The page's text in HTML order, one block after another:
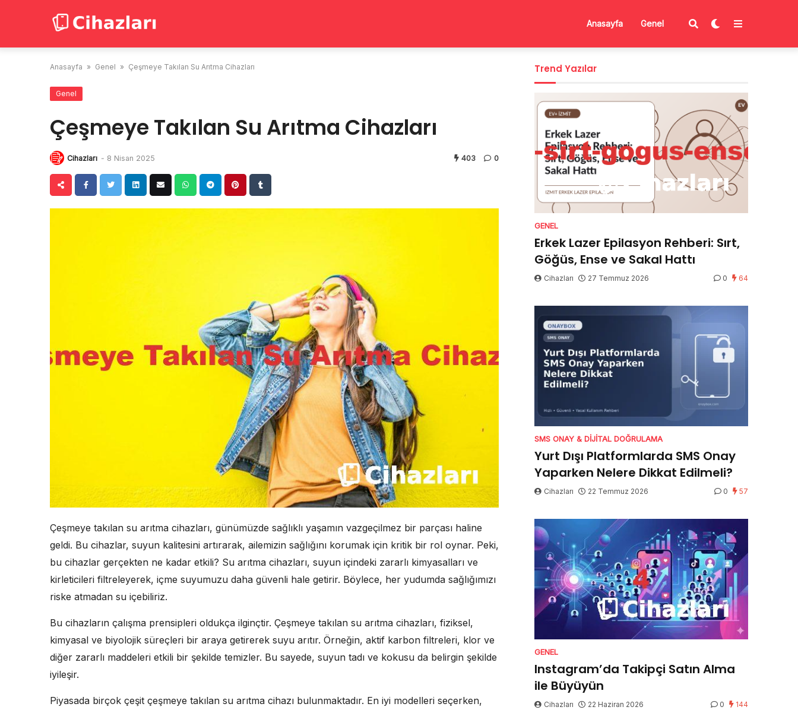
Anasayfa Genel
Anasayfa » Genel » Çeşmeye Takılan Su Arıtma Cihazları
Genel
Çeşmeye Takılan Su Arıtma Cihazları
Cihazları - 8 Nisan 2025 403 0
Çeşmeye takılan su arıtma cihazları, günümüzde sağlıklı yaşamın vazgeçilmez bir parçası haline
geldi. Bu cihazlar, suyun kalitesini artırarak, ailemizin sağlığını korumak için kritik bir rol oynar. Peki,
bu cihazlar gerçekten ne kadar etkili? Su arıtma cihazları, suyun içindeki zararlı kimyasalları ve
kirleticileri filtreleyerek, içme suyumuzu daha güvenli hale getirir. Böylece, her yudumda sağlığımızı
riske atmadan su içebiliriz.
Bu cihazların çalışma prensipleri oldukça ilginçtir. Çeşmeye takılan su arıtma cihazları, fiziksel,
kimyasal ve biyolojik süreçleri bir araya getirerek suyu arıtır. Örneğin, aktif karbon filtreleri, klor ve
diğer zararlı maddeleri etkili bir şekilde temizler. Bu sayede, suyun tadı ve kokusu da belirgin şekilde
iyileşir.
Piyasada birçok çeşit çeşmeye takılan su arıtma cihazı bulunmaktadır. En iyi modelleri seçerken,
Trend Yazılar
GENEL
Erkek Lazer Epilasyon Rehberi: Sırt,
Göğüs, Ense ve Sakal Hattı
Cihazları 27 Temmuz 2026 0 64
SMS ONAY & DIJITAL DOĞRULAMA
Yurt Dışı Platformlarda SMS Onay
Yaparken Nelere Dikkat Edilmeli?
Cihazları 22 Temmuz 2026 0 57
GENEL
Instagram’da Takipçi Satın Alma
ile Büyüyün
Cihazları 22 Haziran 2026 0 144